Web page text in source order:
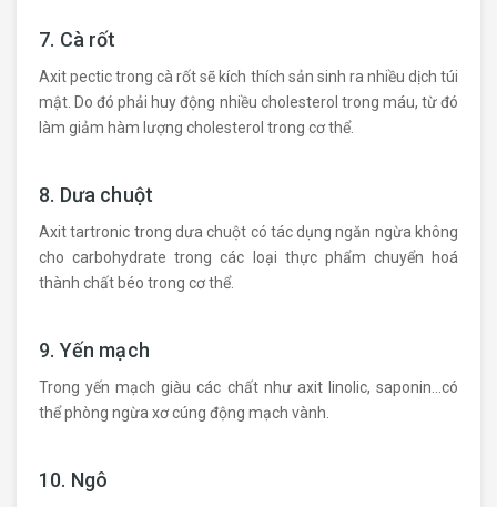
7. Cà rốt
Axit pectic trong cà rốt sẽ kích thích sản sinh ra nhiều dịch túi
mật. Do đó phải huy động nhiều cholesterol trong máu, từ đó
làm giảm hàm lượng cholesterol trong cơ thể.
8. Dưa chuột
Axit tartronic trong dưa chuột có tác dụng ngăn ngừa không
cho carbohydrate trong các loại thực phẩm chuyển hoá
thành chất béo trong cơ thể.
9. Yến mạch
Trong yến mạch giàu các chất như axit linolic, saponin…có
thể phòng ngừa xơ cúng động mạch vành.
10. Ngô